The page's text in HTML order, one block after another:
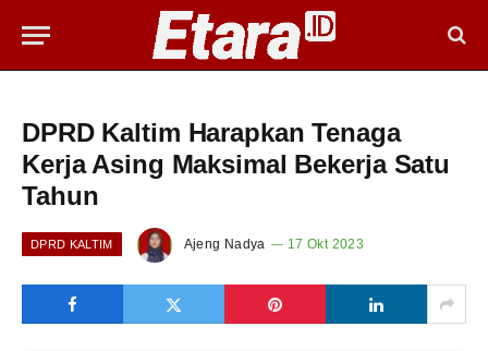
DPRD Kaltim Harapkan Tenaga
Kerja Asing Maksimal Bekerja Satu
Tahun
DPRD KALTIM Ajeng Nadya 17 Okt 2023